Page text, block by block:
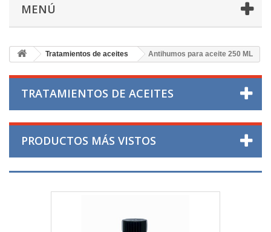
MENÚ
Tratamientos de aceites Antihumos para aceite 250 ML
TRATAMIENTOS DE ACEITES
PRODUCTOS MÁS VISTOS